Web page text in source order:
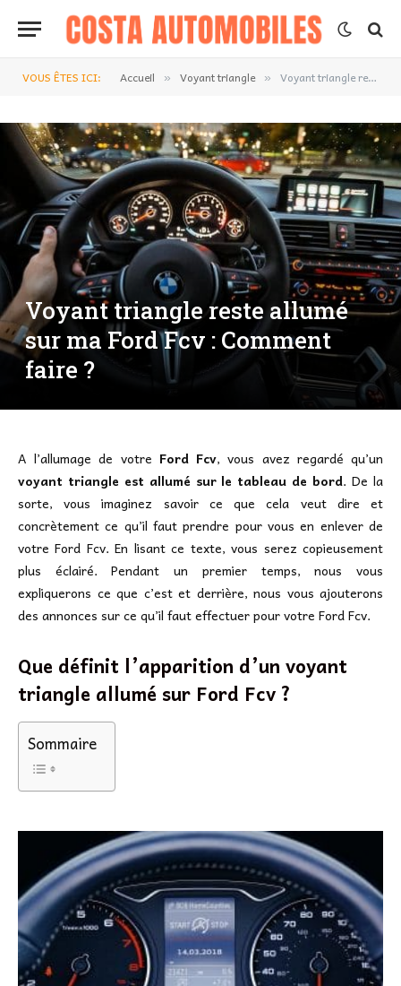
VOUS ÊTES ICI: Accueil » Voyant triangle » Voyant triangle reste allumé sur ma Ford Fcv : Comment faire ?
Voyant triangle reste allumé
sur ma Ford Fcv : Comment
faire ?
A l’allumage de votre Ford Fcv, vous avez regardé qu’un
voyant triangle est allumé sur le tableau de bord. De la
sorte, vous imaginez savoir ce que cela veut dire et
concrètement ce qu’il faut prendre pour vous en enlever de
votre Ford Fcv. En lisant ce texte, vous serez copieusement
plus éclairé. Pendant un premier temps, nous vous
expliquerons ce que c’est et derrière, nous vous ajouterons
des annonces sur ce qu’il faut effectuer pour votre Ford Fcv.
Que définit l’apparition d’un voyant
triangle allumé sur Ford Fcv ?
Sommaire